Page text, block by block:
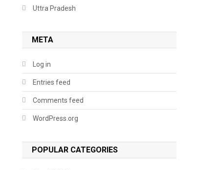
Uttra Pradesh
META
Log in
Entries feed
Comments feed
WordPress.org
POPULAR CATEGORIES